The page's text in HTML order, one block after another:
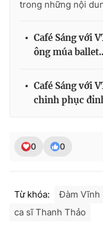
THỜI BÁO VTV
Cơ quan chủ quản:
cấp ngày 29/12/2023
Tổng Biên tập:Vũ
trong những nội
Café Sáng với
ông múa
Café Sáng với
chinh phục
0 0
Từ khóa: Đàm Vĩnh
ca sĩ Thanh Thảo